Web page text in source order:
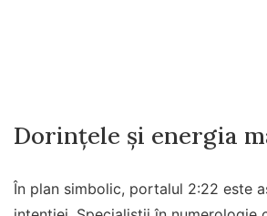
Dorințele și energia
În plan simbolic, portalul 2:22 este